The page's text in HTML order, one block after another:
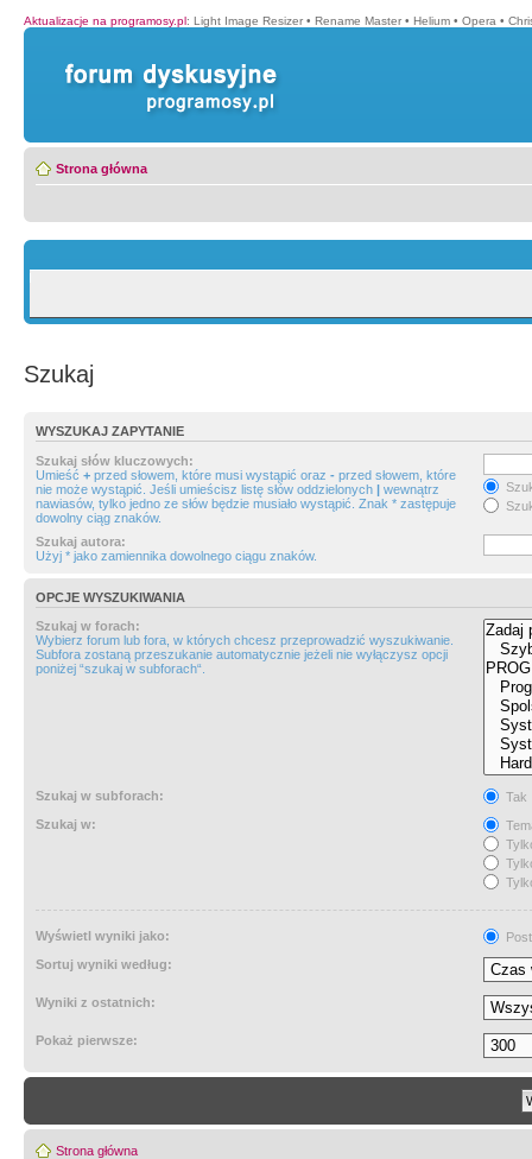
Aktualizacje na programosy.pl: Light Image Resizer • Rename Master • Helium • Opera •
Strona główna
Szukaj
WYSZUKAJ ZAPYTANIE
Szukaj słów kluczowych:
Umieść + przed słowem, które musi wystąpić oraz - przed słowem, które
nie może wystąpić. Jeśli umieścisz listę słów oddzielonych | wewnątrz
nawiasów, tylko jedno ze słów będzie musiało wystąpić. Znak * zastępuje
dowolny ciąg znaków.
Szukaj autora:
Użyj * jako zamiennika dowolnego ciągu znaków.
OPCJE WYSZUKIWANIA
Szukaj w forach:
Wybierz forum lub fora, w których chcesz przeprowadzić wyszukiwanie.
Subfora zostaną przeszukanie automatycznie jeżeli nie wyłączysz opcji
poniżej “szukaj w subforach“.
Szukaj w subforach:
Tak
Szukaj w:
Wyświetl wyniki jako:
Sortuj wyniki według:
Wyniki z ostatnich:
Pokaż pierwsze:
Strona główna